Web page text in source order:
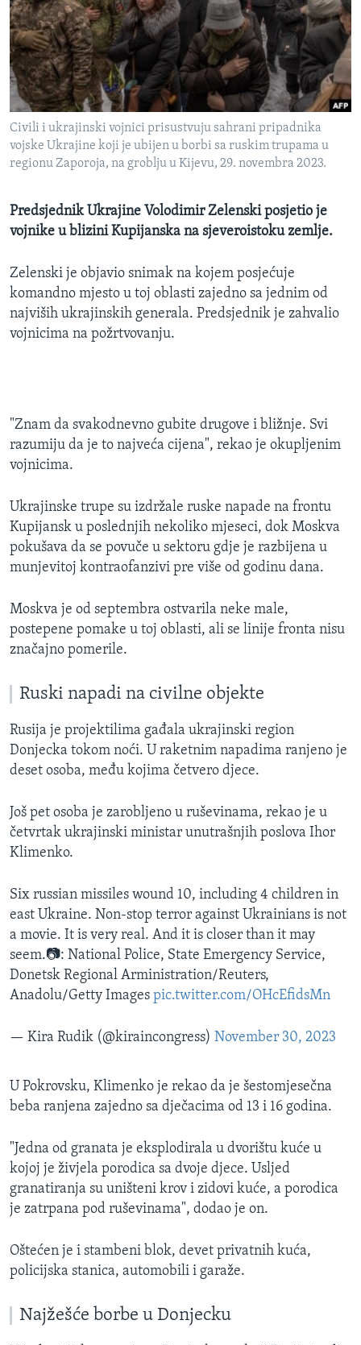
MAGAZIN
O GLASU AMERIKE
Learning English
PRATITE NAS
Jezici
Civili i ukrajinski vojnici prisustvuju sahrani pripadnika
vojske Ukrajine koji je ubijen u borbi sa ruskim trupama u
regionu Zaporoja, na groblju u Kijevu, 29. novembra 2023.
Predsjednik Ukrajine Volodimir Zelenski posjetio je
vojnike u blizini Kupijanska na sjeveroistoku zemlje.
Zelenski je objavio snimak na kojem posjećuje
komandno mjesto u toj oblasti zajedno sa jednim od
najviših ukrajinskih generala. Predsjednik je zahvalio
vojnicima na požrtvovanju.
"Znam da svakodnevno gubite drugove i bližnje. Svi
razumiju da je to najveća cijena", rekao je okupljenim
vojnicima.
Ukrajinske trupe su izdržale ruske napade na frontu
Kupijansk u poslednjih nekoliko mjeseci, dok Moskva
pokušava da se povuče u sektoru gdje je razbijena u
munjevitoj kontraofanzivi pre više od godinu dana.
Moskva je od septembra ostvarila neke male,
postepene pomake u toj oblasti, ali se linije fronta nisu
značajno pomerile.
Ruski napadi na civilne objekte
Rusija je projektilima gađala ukrajinski region
Donjecka tokom noći. U raketnim napadima ranjeno je
deset osoba, među kojima četvero djece.
Još pet osoba je zarobljeno u ruševinama, rekao je u
četvrtak ukrajinski ministar unutrašnjih poslova Ihor
Klimenko.
Six russian missiles wound 10, including 4 children in
east Ukraine. Non-stop terror against Ukrainians is not
a movie. It is very real. And it is closer than it may
seem.📷: National Police, State Emergency Service,
Donetsk Regional Arministration/Reuters,
Anadolu/Getty Images pic.twitter.com/OHcEfidsMn
— Kira Rudik (@kiraincongress) November 30, 2023
U Pokrovsku, Klimenko je rekao da je šestomjesečna
beba ranjena zajedno sa dječacima od 13 i 16 godina.
"Jedna od granata je eksplodirala u dvorištu kuće u
kojoj je živjela porodica sa dvoje djece. Usljed
granatiranja su uništeni krov i zidovi kuće, a porodica
je zatrpana pod ruševinama", dodao je on.
Oštećen je i stambeni blok, devet privatnih kuća,
policijska stanica, automobili i garaže.
Najžešće borbe u Donjecku